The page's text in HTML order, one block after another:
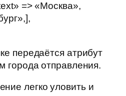
=> «Москва»,
передаётся атрибут
города отправления.
легко уловить и